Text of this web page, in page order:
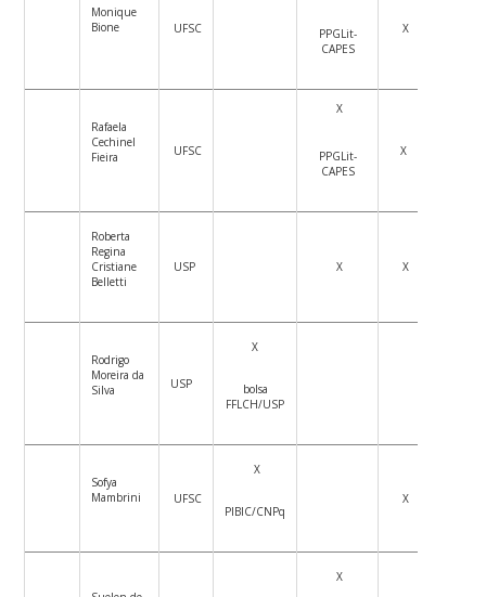
Monique
Bione
UFSC
PPGLit-
CAPES
X
Rafaela
Cechinel
Fieira
UFSC
X
PPGLit-
CAPES
X
Roberta
Regina
Cristiane
Belletti
USP X X
Rodrigo
Moreira da
Silva
USP
X
bolsa
FFLCH/USP
Sofya
Mambrini
UFSC
X
PIBIC/CNPq
X
X